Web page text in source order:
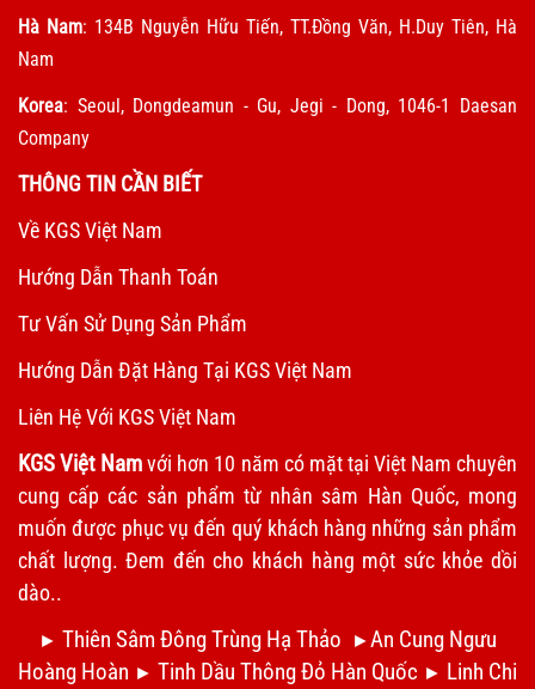
Hà Nam: 134B Nguyễn Hữu Tiến, TT.Đồng Văn, H.Duy Tiên, Hà
Nam
Korea: Seoul, Dongdeamun - Gu, Jegi - Dong, 1046-1 Daesan
Company
THÔNG TIN CẦN BIẾT
Về KGS Việt Nam
Hướng Dẫn Thanh Toán
Tư Vấn Sử Dụng Sản Phẩm
Hướng Dẫn Đặt Hàng Tại KGS Việt Nam
Liên Hệ Với KGS Việt Nam
KGS Việt Namvới hơn 10 năm có mặt tại Việt Nam chuyên
cung cấp các sản phẩm từ nhân sâm Hàn Quốc, mong
muốn được phục vụ đến quý khách hàng những sản phẩm
chất lượng. Đem đến cho khách hàng một sức khỏe dồi
dào..
► Thiên Sâm Đông Trùng Hạ Thảo ►An Cung Ngưu
Hoàng Hoàn ► Tinh Dầu Thông Đỏ Hàn Quốc ► Linh Chi